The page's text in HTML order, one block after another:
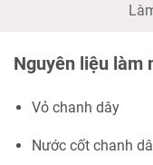
Nguyên liệu làm
Vỏ chanh dây
Nước cốt chanh